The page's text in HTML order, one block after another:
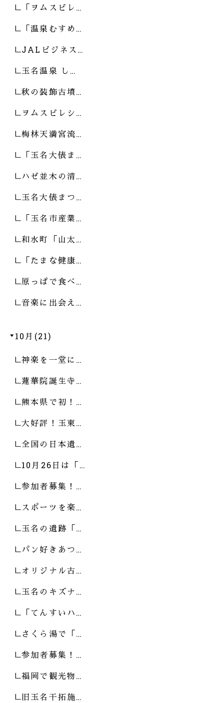
「ヲムスビレ…
「温泉むすめ…
JALビジネス…
玉名温泉 し…
秋の装飾古墳…
ヲムスビレシ…
梅林天満宮流…
「玉名大俵ま…
ハゼ並木の清…
玉名大俵まつ…
「玉名市産業…
和水町「山太…
「たまな健康…
原っぱで食べ…
音楽に出会え…
10月(21)
神楽を一堂に…
蓮華院誕生寺…
熊本県で初！…
大好評！玉東…
全国の日本遺…
10月26日は「…
参加者募集！…
スポーツを楽…
玉名の遺跡「…
パン好きあつ…
オリジナル古…
玉名のキズナ…
「てんすいハ…
さくら湯で「…
参加者募集！…
福岡で観光物…
旧玉名干拓施…